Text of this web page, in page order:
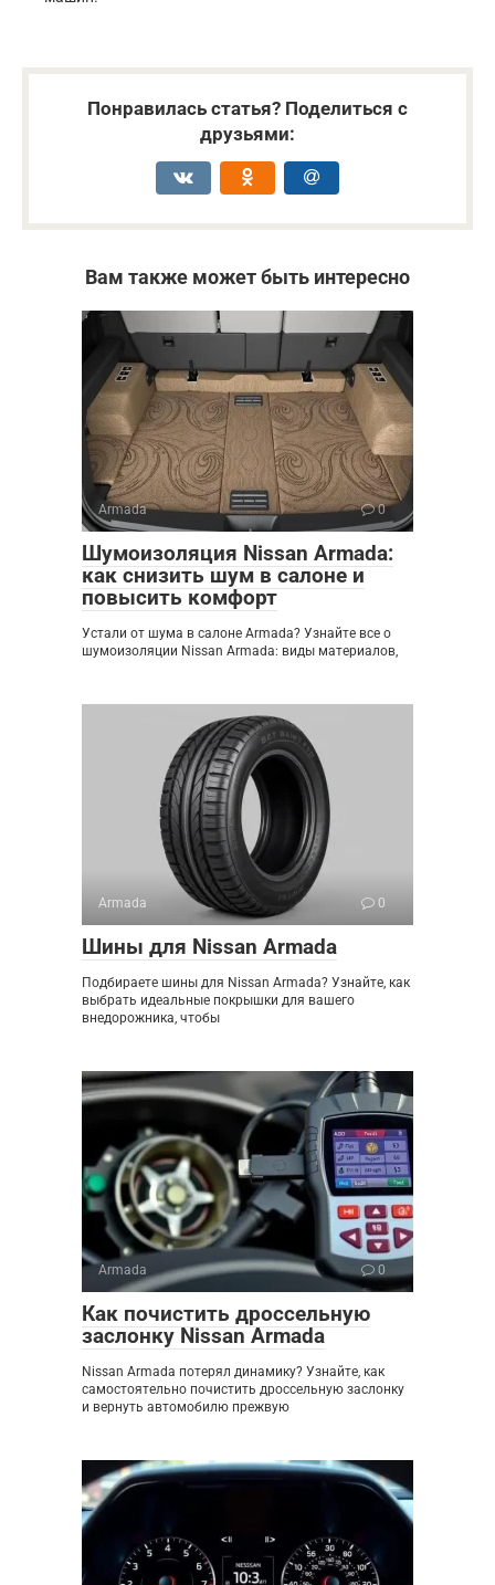
Понравилась статья? Поделиться с
друзьями:
Вам также может быть интересно
Armada 0
Шумоизоляция Nissan Armada:
как снизить шум в салоне и
повысить комфорт
Устали от шума в салоне Armada? Узнайте все о
шумоизоляции Nissan Armada: виды материалов,
Armada 0
Шины для Nissan Armada
Подбираете шины для Nissan Armada? Узнайте, как
выбрать идеальные покрышки для вашего
внедорожника, чтобы
Armada 0
Как почистить дроссельную
заслонку Nissan Armada
Nissan Armada потерял динамику? Узнайте, как
самостоятельно почистить дроссельную заслонку
и вернуть автомобилю прежвую